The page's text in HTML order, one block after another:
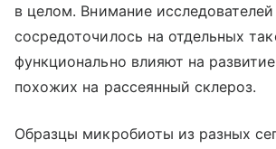
в целом. Внимание исследователей
сосредоточилось на отдельных
функционально влияют на
похожих на рассеянный склероз.
Образцы микробиоты из разных